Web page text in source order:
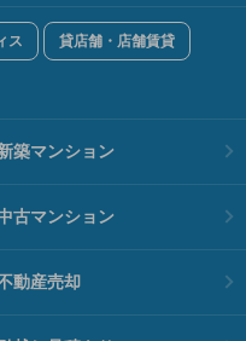
ス 貸店舗・店舗賃貸
築マンション
古マンション
動産売却